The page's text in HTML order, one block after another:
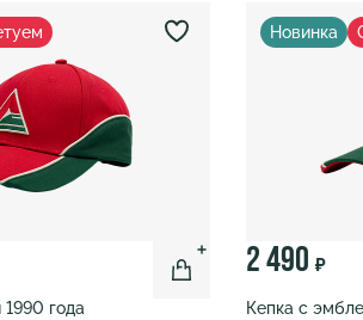
года
Новинка
2 490 ₽
Кепка с